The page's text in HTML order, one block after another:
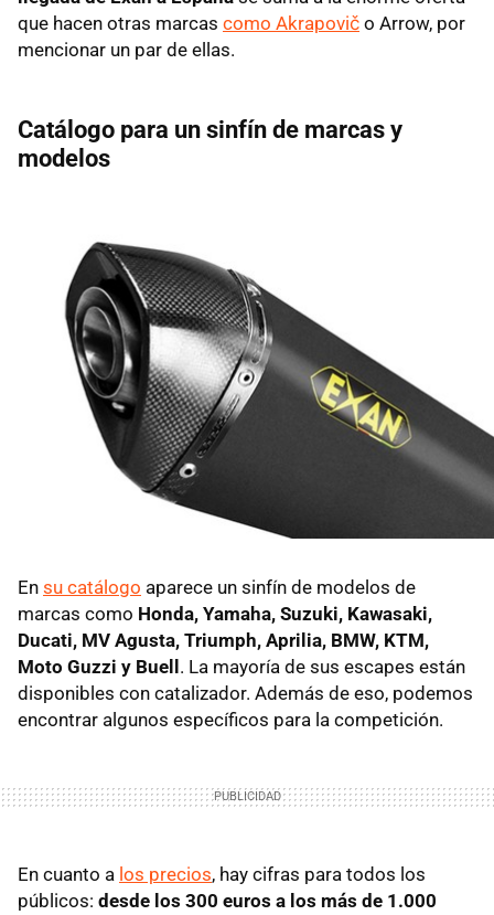
que hacen otras marcas como Akrapovič o Arrow, por
mencionar un par de ellas.
Catálogo para un sinfín de marcas y
modelos
En su catálogo aparece un sinfín de modelos de
marcas como Honda, Yamaha, Suzuki, Kawasaki,
Ducati, MV Agusta, Triumph, Aprilia, BMW, KTM,
Moto Guzzi y Buell . La mayoría de sus escapes están
disponibles con catalizador. Además de eso, podemos
encontrar algunos específicos para la competición.
En cuanto a los precios, hay cifras para todos los
públicos: desde los 300 euros a los más de 1.000